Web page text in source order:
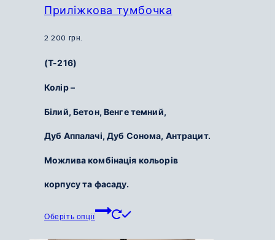
Приліжкова тумбочка
2 200 грн.
(Т-216)
Колір –
Білий, Бетон, Венге темний,
Дуб Аппалачі, Дуб Сонома, Антрацит.
Можлива комбінація кольорів
корпусу та фасаду.
Оберіть опції
Цей
має